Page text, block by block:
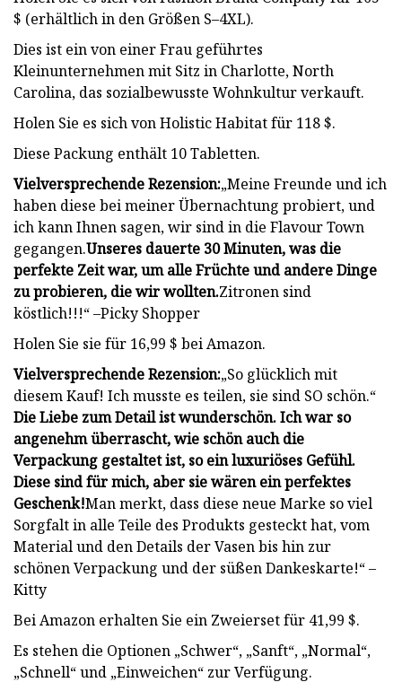
$ (erhältlich in den Größen S–4XL).
Dies ist ein von einer Frau geführtes
Kleinunternehmen mit Sitz in Charlotte, North
Carolina, das sozialbewusste Wohnkultur verkauft.
Holen Sie es sich von Holistic Habitat für 118 $.
Diese Packung enthält 10 Tabletten.
Vielversprechende Rezension:„Meine Freunde und ich
haben diese bei meiner Übernachtung probiert, und
ich kann Ihnen sagen, wir sind in die Flavour Town
gegangen.Unseres dauerte 30 Minuten, was die
perfekte Zeit war, um alle Früchte und andere Dinge
zu probieren, die wir wollten.Zitronen sind
köstlich!!!“ –Picky Shopper
Holen Sie sie für 16,99 $ bei Amazon.
Vielversprechende Rezension:„So glücklich mit
diesem Kauf! Ich musste es teilen, sie sind SO schön.“
Die Liebe zum Detail ist wunderschön. Ich war so
angenehm überrascht, wie schön auch die
Verpackung gestaltet ist, so ein luxuriöses Gefühl.
Diese sind für mich, aber sie wären ein perfektes
Geschenk!Man merkt, dass diese neue Marke so viel
Sorgfalt in alle Teile des Produkts gesteckt hat, vom
Material und den Details der Vasen bis hin zur
schönen Verpackung und der süßen Dankeskarte!“ –
Kitty
Bei Amazon erhalten Sie ein Zweierset für 41,99 $.
Es stehen die Optionen „Schwer“, „Sanft“, „Normal“,
„Schnell“ und „Einweichen“ zur Verfügung.